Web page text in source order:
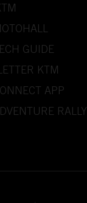
GUIDE
KTM
APP
RALLY